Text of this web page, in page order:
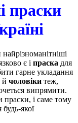
праски
є і праска для
гарне укладання
й чоловіки теж,
випрямити.
і саме тому
якої